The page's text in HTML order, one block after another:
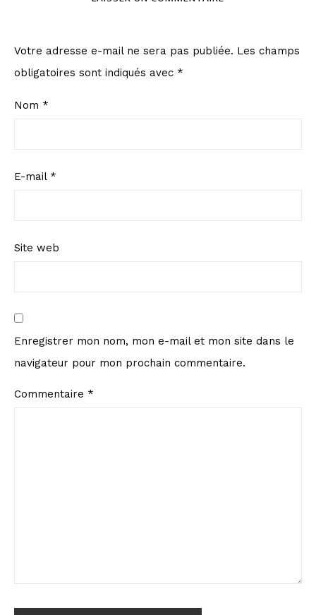
Votre adresse e-mail ne sera pas publiée. Les champs
obligatoires sont indiqués avec *
Nom *
E-mail *
Site web
Enregistrer mon nom, mon e-mail et mon site dans le
navigateur pour mon prochain commentaire.
Commentaire *